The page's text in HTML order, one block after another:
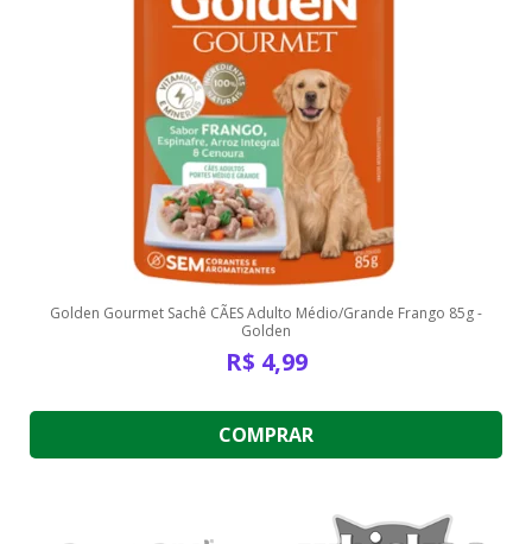
Golden Gourmet Sachê CÃES Adulto Médio/Grande Frango 85g -
Golden
R$ 4,99
COMPRAR